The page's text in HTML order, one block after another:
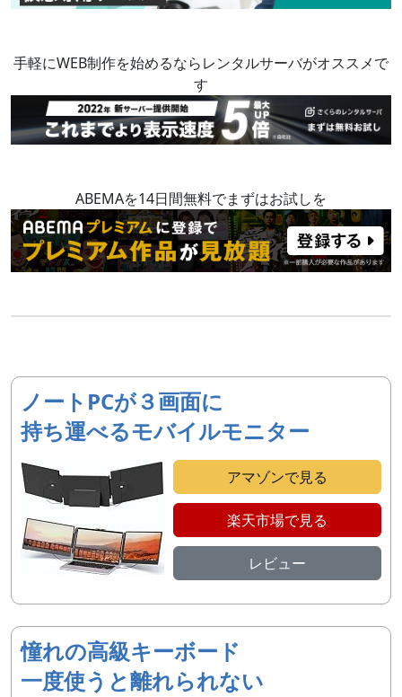
手軽にWEB制作を始めるならレンタルサーバがオススメで
す
ABEMAを14日間無料でまずはお試しを
ノートPCが３画面に
持ち運べるモバイルモニター
アマゾンで見る
楽天市場で見る
レビュー
憧れの高級キーボード
一度使うと離れられない